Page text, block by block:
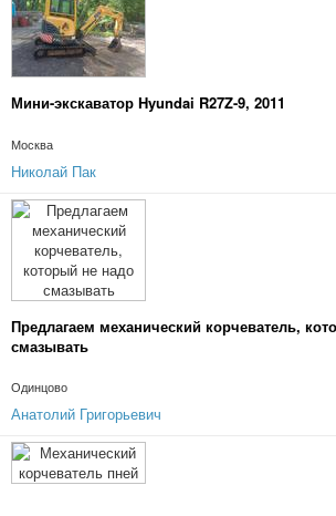
Мини-экскаватор Hyundai R27Z-9, 2011
Москва
Николай Пак
Предлагаем механический корчеватель,
смазывать
Одинцово
Анатолий Григорьевич